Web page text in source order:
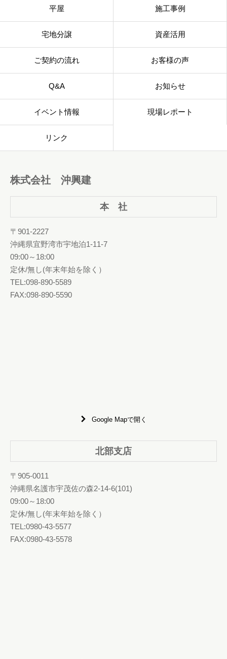
平屋 施工事例
宅地分譲 資産活用
ご契約の流れ お客様の声
Q&A お知らせ
イベント情報 現場レポート
リンク
株式会社 沖興建
本 社
〒901-2227
沖縄県宜野湾市宇地泊1-11-7
09:00～18:00
定休/無し(年末年始を除く）
TEL:098-890-5589
FAX:098-890-5590
Google Mapで開く
北部支店
〒905-0011
沖縄県名護市宇茂佐の森2-14-6(101)
09:00～18:00
定休/無し(年末年始を除く）
TEL:0980-43-5577
FAX:0980-43-5578